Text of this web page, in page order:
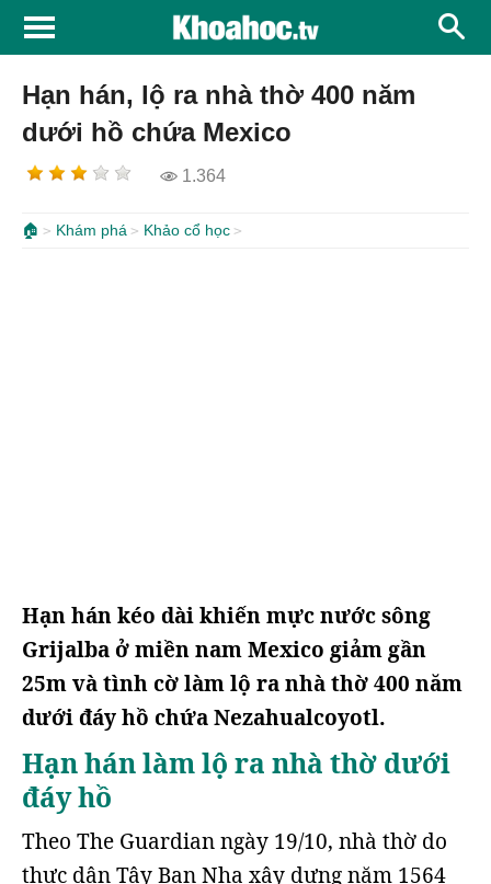
Hạn hán, lộ ra nhà thờ 400 năm
dưới hồ chứa Mexico
1.364
🏠 Khám phá Khảo cổ học
Hạn hán kéo dài khiến mực nước sông
Grijalba ở miền nam Mexico giảm gần
25m và tình cờ làm lộ ra nhà thờ 400 năm
dưới đáy hồ chứa Nezahualcoyotl.
Hạn hán làm lộ ra nhà thờ dưới
đáy hồ
Theo The Guardian ngày 19/10, nhà thờ do
thực dân Tây Ban Nha xây dựng năm 1564